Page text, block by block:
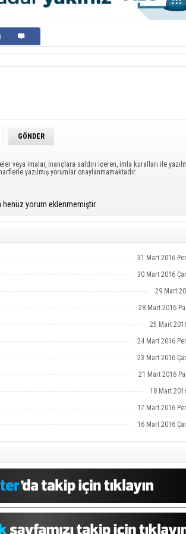
veya imalar, inançlara saldırı içeren, imla kuralları ile
yazılmış yorumlar onaylanmamaktadır.
henüz yorum eklenmemiştir.
31 Mart 2016
30 Mart 2016
29 Mart
28 Mart 2016
25 Mart
24 Mart 2016
23 Mart 2016
21 Mart 2016
18 Mart
17 Mart 2016
16 Mart 2016